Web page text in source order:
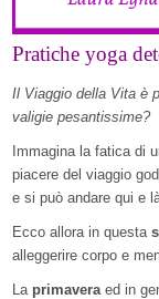
Pratiche yoga
Il Viaggio della Vita è
valigie pesantissime?
Immagina la fatica di
piacere del viaggio
e si può andare qui e
Ecco allora in questa
alleggerire corpo e
La primavera ed in